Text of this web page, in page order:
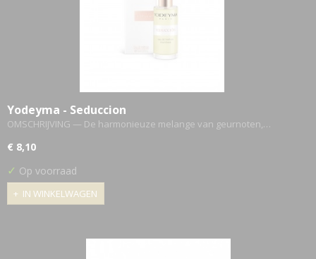
Yodeyma - Seduccion
OMSCHRIJVING — De harmonieuze melange van geurnoten,…
€ 8,10
✓ Op voorraad
IN WINKELWAGEN